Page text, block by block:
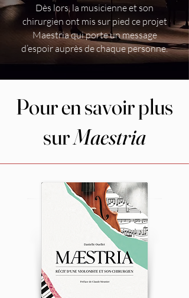
Dès lors, la musicienne et son
chirurgien ont mis sur pied ce projet
Maestria qui porte un message
d’espoir auprès de chaque personne.
Pour en savoir plus
surMaestria